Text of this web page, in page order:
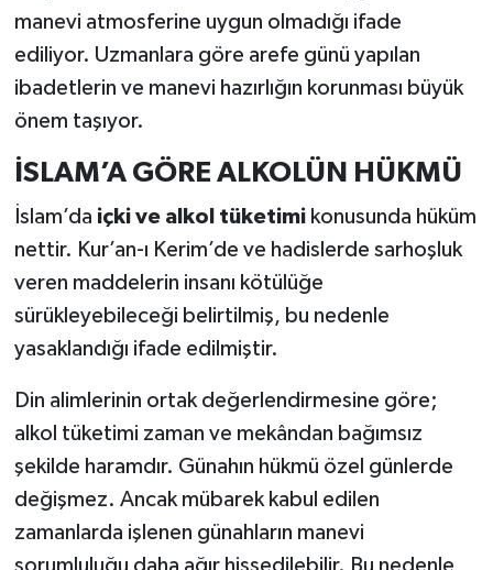
manevi atmosferine uygun olmadığı ifade
ediliyor. Uzmanlara göre arefe günü yapılan
ibadetlerin ve manevi hazırlığın korunması büyük
önem taşıyor.
İSLAM’A GÖRE ALKOLÜN HÜKMÜ
İslam’da içki ve alkol tüketimikonusunda hüküm
nettir. Kur’an-ı Kerim’de ve hadislerde sarhoşluk
veren maddelerin insanı kötülüğe
sürükleyebileceği belirtilmiş, bu nedenle
yasaklandığı ifade edilmiştir.
Din alimlerinin ortak değerlendirmesine göre;
alkol tüketimi zaman ve mekândan bağımsız
şekilde haramdır. Günahın hükmü özel günlerde
değişmez. Ancak mübarek kabul edilen
zamanlarda işlenen günahların manevi
sorumluluğu daha ağır hissedilebilir. Bu nedenle